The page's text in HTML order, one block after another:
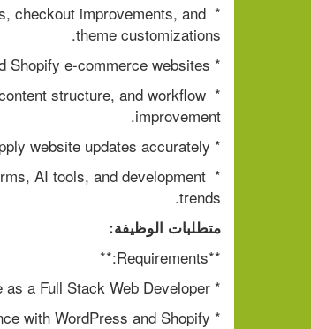
checkout improvements, and
theme customizations.
* Work on WooCommerce and Shopify e-commerce websites.
structure, and workflow
improvement.
* Work closely with the marketing, design, and content teams to apply website updates accurately.
AI tools, and development
trends.
متطلبات الوظيفة:
**Requirements:**
* Strong experience as a Full Stack Web Developer.
* Good experience with WordPress and Shopify.